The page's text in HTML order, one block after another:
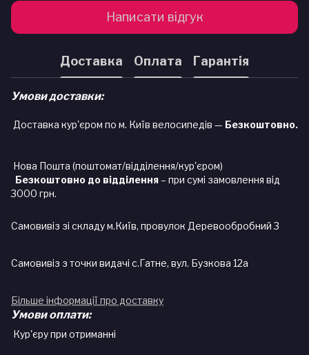
Написати відгук
Доставка Оплата Гарантія
Умови доставки:
Доставка кур'єром по м. Київ велосипедів — Безкоштовно.
Нова Пошта (поштомат/відділення/кур'єром)
Безкоштовно до відділення – при сумі замовлення від
3000 грн.
Самовивіз зі складу м.Київ, провулок Деревообробний 3
Самовивіз з точки видачі с.Гатне, вул. Бузкова 12а
Більше інформації про доставку
Умови оплати:
Кур'єру при отриманні